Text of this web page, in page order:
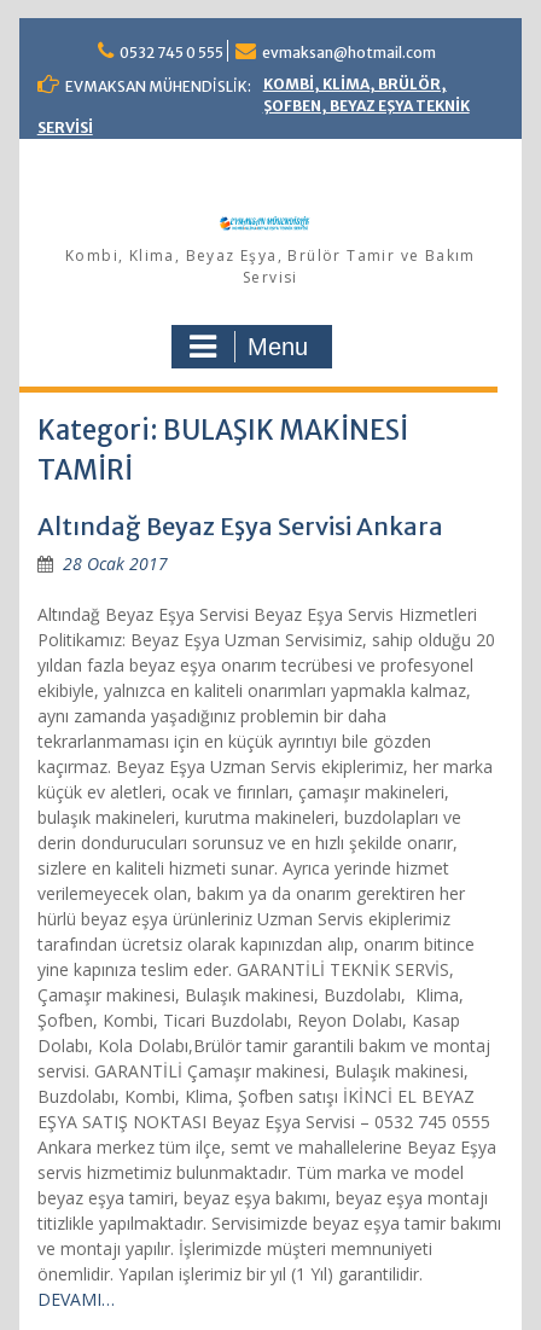
content
0532 745 0 555
evmaksan@hotmail.com
EVMAKSAN MÜHENDİSLİK:
KOMBİ, KLİMA, BRÜLÖR,
ŞOFBEN, BEYAZ EŞYA TEKNİK
SERVİSİ
Kombi, Klima, Beyaz Eşya, Brülör Tamir ve Bakım
Servisi
Menu
Kategori: BULAŞIK MAKİNESİ
TAMİRİ
Altındağ Beyaz Eşya Servisi Ankara
28 Ocak 2017
Altındağ Beyaz Eşya Servisi Beyaz Eşya Servis Hizmetleri
Politikamız: Beyaz Eşya Uzman Servisimiz, sahip olduğu 20
yıldan fazla beyaz eşya onarım tecrübesi ve profesyonel
ekibiyle, yalnızca en kaliteli onarımları yapmakla kalmaz,
aynı zamanda yaşadığınız problemin bir daha
tekrarlanmaması için en küçük ayrıntıyı bile gözden
kaçırmaz. Beyaz Eşya Uzman Servis ekiplerimiz, her marka
küçük ev aletleri, ocak ve fırınları, çamaşır makineleri,
bulaşık makineleri, kurutma makineleri, buzdolapları ve
derin dondurucuları sorunsuz ve en hızlı şekilde onarır,
sizlere en kaliteli hizmeti sunar. Ayrıca yerinde hizmet
verilemeyecek olan, bakım ya da onarım gerektiren her
hürlü beyaz eşya ürünleriniz Uzman Servis ekiplerimiz
tarafından ücretsiz olarak kapınızdan alıp, onarım bitince
yine kapınıza teslim eder. GARANTİLİ TEKNİK SERVİS,
Çamaşır makinesi, Bulaşık makinesi, Buzdolabı, Klima,
Şofben, Kombi, Ticari Buzdolabı, Reyon Dolabı, Kasap
Dolabı, Kola Dolabı,Brülör tamir garantili bakım ve montaj
servisi. GARANTİLİ Çamaşır makinesi, Bulaşık makinesi,
Buzdolabı, Kombi, Klima, Şofben satışı İKİNCİ EL BEYAZ
EŞYA SATIŞ NOKTASI Beyaz Eşya Servisi – 0532 745 0555
Ankara merkez tüm ilçe, semt ve mahallelerine Beyaz Eşya
servis hizmetimiz bulunmaktadır. Tüm marka ve model
beyaz eşya tamiri, beyaz eşya bakımı, beyaz eşya montajı
titizlikle yapılmaktadır. Servisimizde beyaz eşya tamir bakımı
ve montajı yapılır. İşlerimizde müşteri memnuniyeti
önemlidir. Yapılan işlerimiz bir yıl (1 Yıl) garantilidir.
DEVAMI…